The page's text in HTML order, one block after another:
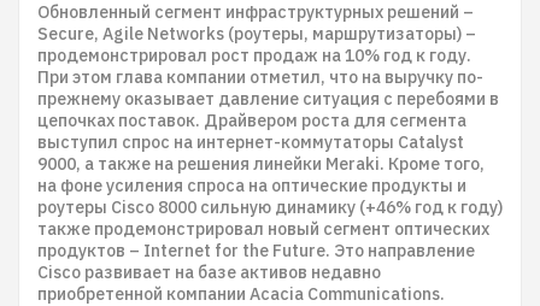
Обновленный сегмент инфраструктурных решений –
Secure, Agile Networks (роутеры, маршрутизаторы) –
продемонстрировал рост продаж на 10% год к году.
При этом глава компании отметил, что на выручку по-
прежнему оказывает давление ситуация с перебоями в
цепочках поставок. Драйвером роста для сегмента
выступил спрос на интернет-коммутаторы Catalyst
9000, а также на решения линейки Meraki. Кроме того,
на фоне усиления спроса на оптические продукты и
роутеры Cisco 8000 сильную динамику (+46% год к году)
также продемонстрировал новый сегмент оптических
продуктов – Internet for the Future. Это направление
Cisco развивает на базе активов недавно
приобретенной компании Acacia Communications.